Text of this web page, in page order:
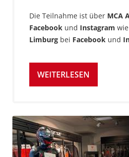
Die Teilnahme ist über MCA
Facebook und Instagram
Limburg bei Facebook und
WEITERLESEN